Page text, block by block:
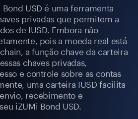
USD é uma ferramenta
privadas que permitem a
de IUSD. Embora não
pois a moeda real está
a função chave da carteira
chaves privadas,
e controle sobre as contas
uma carteira IUSD facilita
recebimento e
iZUMi Bond USD.